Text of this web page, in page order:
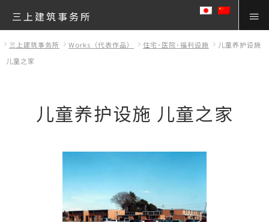
三上建筑事务所
三上建筑事务所 Works（代表作品） 住宅･医院･福利设施
儿童养护设施
儿童之家
儿童养护设施 儿童之家